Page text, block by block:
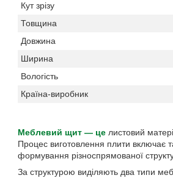
Кут зрізу
Товщина
Довжина
Ширина
Вологість
Країна-виробник
Меблевий щит — це листовий
Процес виготовлення плити включає
формування різноспрямованої
За структурою виділяють два типи